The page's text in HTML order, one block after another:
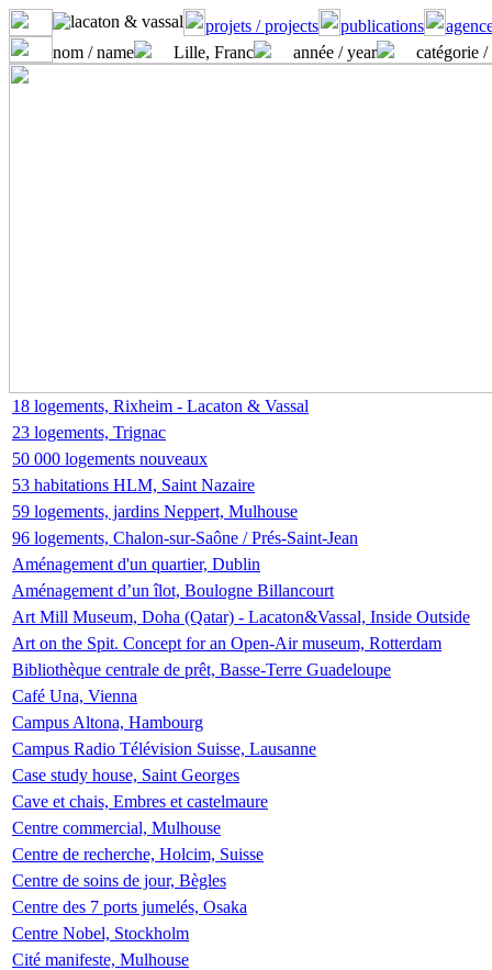
projets / projects publications
nom / name
Lille, Franc année / year catégorie /
18 logements, Rixheim - Lacaton & Vassal
23 logements, Trignac
50 000 logements nouveaux
53 habitations HLM, Saint Nazaire
59 logements, jardins Neppert, Mulhouse
96 logements, Chalon-sur-Saône / Prés-Saint-Jean
Aménagement d'un quartier, Dublin
Aménagement d’un îlot, Boulogne Billancourt
Art Mill Museum, Doha (Qatar) - Lacaton&Vassal, Inside Outside
Art on the Spit. Concept for an Open-Air museum, Rotterdam
Bibliothèque centrale de prêt, Basse-Terre Guadeloupe
Café Una, Vienna
Campus Altona, Hambourg
Campus Radio Télévision Suisse, Lausanne
Case study house, Saint Georges
Cave et chais, Embres et castelmaure
Centre commercial, Mulhouse
Centre de recherche, Holcim, Suisse
Centre de soins de jour, Bègles
Centre des 7 ports jumelés, Osaka
Centre Nobel, Stockholm
Cité manifeste, Mulhouse